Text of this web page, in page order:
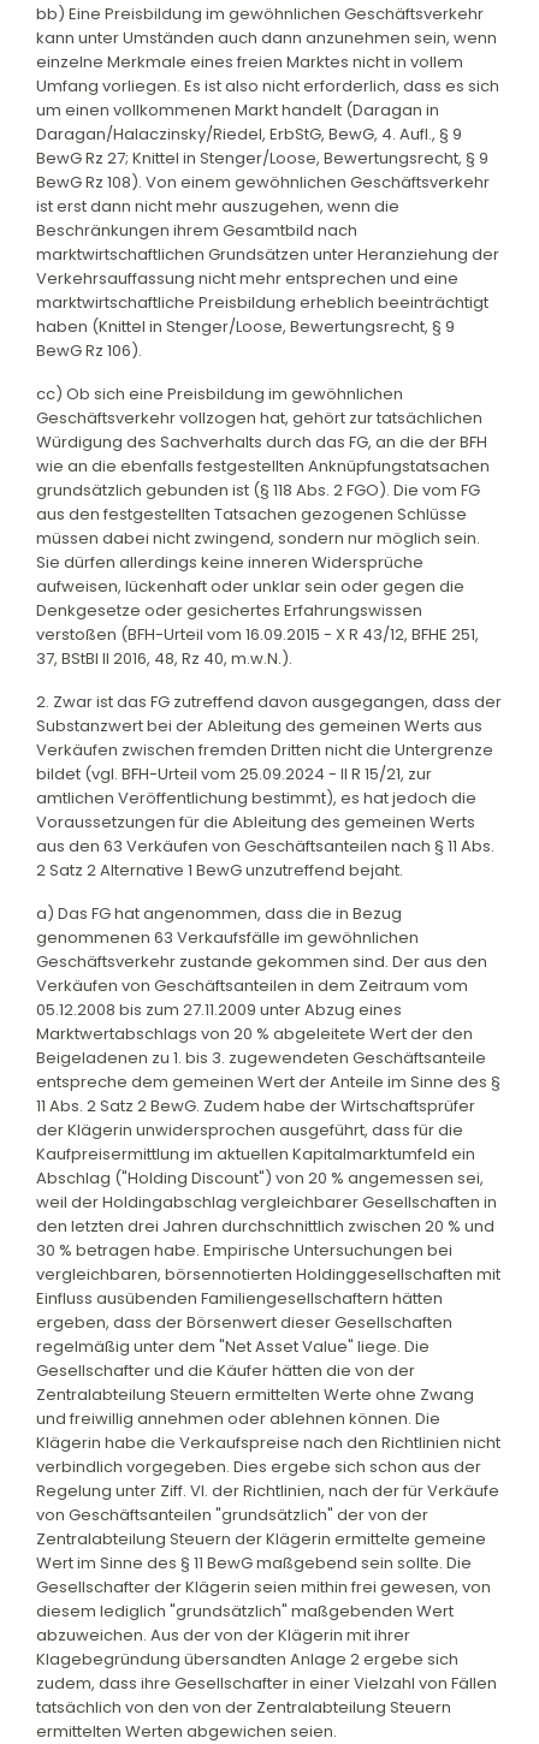
bb) Eine Preisbildung im gewöhnlichen Geschäftsverkehr
kann unter Umständen auch dann anzunehmen sein, wenn
einzelne Merkmale eines freien Marktes nicht in vollem
Umfang vorliegen. Es ist also nicht erforderlich, dass es sich
um einen vollkommenen Markt handelt (Daragan in
Daragan/Halaczinsky/Riedel, ErbStG, BewG, 4. Aufl., § 9
BewG Rz 27; Knittel in Stenger/Loose, Bewertungsrecht, § 9
BewG Rz 108). Von einem gewöhnlichen Geschäftsverkehr
ist erst dann nicht mehr auszugehen, wenn die
Beschränkungen ihrem Gesamtbild nach
marktwirtschaftlichen Grundsätzen unter Heranziehung der
Verkehrsauffassung nicht mehr entsprechen und eine
marktwirtschaftliche Preisbildung erheblich beeinträchtigt
haben (Knittel in Stenger/Loose, Bewertungsrecht, § 9
BewG Rz 106).
cc) Ob sich eine Preisbildung im gewöhnlichen
Geschäftsverkehr vollzogen hat, gehört zur tatsächlichen
Würdigung des Sachverhalts durch das FG, an die der BFH
wie an die ebenfalls festgestellten Anknüpfungstatsachen
grundsätzlich gebunden ist (§ 118 Abs. 2 FGO). Die vom FG
aus den festgestellten Tatsachen gezogenen Schlüsse
müssen dabei nicht zwingend, sondern nur möglich sein.
Sie dürfen allerdings keine inneren Widersprüche
aufweisen, lückenhaft oder unklar sein oder gegen die
Denkgesetze oder gesichertes Erfahrungswissen
verstoßen (BFH-Urteil vom 16.09.2015 - X R 43/12, BFHE 251,
37, BStBl II 2016, 48, Rz 40, m.w.N.).
2. Zwar ist das FG zutreffend davon ausgegangen, dass der
Substanzwert bei der Ableitung des gemeinen Werts aus
Verkäufen zwischen fremden Dritten nicht die Untergrenze
bildet (vgl. BFH-Urteil vom 25.09.2024 - II R 15/21, zur
amtlichen Veröffentlichung bestimmt), es hat jedoch die
Voraussetzungen für die Ableitung des gemeinen Werts
aus den 63 Verkäufen von Geschäftsanteilen nach § 11 Abs.
2 Satz 2 Alternative 1 BewG unzutreffend bejaht.
a) Das FG hat angenommen, dass die in Bezug
genommenen 63 Verkaufsfälle im gewöhnlichen
Geschäftsverkehr zustande gekommen sind. Der aus den
Verkäufen von Geschäftsanteilen in dem Zeitraum vom
05.12.2008 bis zum 27.11.2009 unter Abzug eines
Marktwertabschlags von 20 % abgeleitete Wert der den
Beigeladenen zu 1. bis 3. zugewendeten Geschäftsanteile
entspreche dem gemeinen Wert der Anteile im Sinne des §
11 Abs. 2 Satz 2 BewG. Zudem habe der Wirtschaftsprüfer
der Klägerin unwidersprochen ausgeführt, dass für die
Kaufpreisermittlung im aktuellen Kapitalmarktumfeld ein
Abschlag ("Holding Discount") von 20 % angemessen sei,
weil der Holdingabschlag vergleichbarer Gesellschaften in
den letzten drei Jahren durchschnittlich zwischen 20 % und
30 % betragen habe. Empirische Untersuchungen bei
vergleichbaren, börsennotierten Holdinggesellschaften mit
Einfluss ausübenden Familiengesellschaftern hätten
ergeben, dass der Börsenwert dieser Gesellschaften
regelmäßig unter dem "Net Asset Value" liege. Die
Gesellschafter und die Käufer hätten die von der
Zentralabteilung Steuern ermittelten Werte ohne Zwang
und freiwillig annehmen oder ablehnen können. Die
Klägerin habe die Verkaufspreise nach den Richtlinien nicht
verbindlich vorgegeben. Dies ergebe sich schon aus der
Regelung unter Ziff. VI. der Richtlinien, nach der für Verkäufe
von Geschäftsanteilen "grundsätzlich" der von der
Zentralabteilung Steuern der Klägerin ermittelte gemeine
Wert im Sinne des § 11 BewG maßgebend sein sollte. Die
Gesellschafter der Klägerin seien mithin frei gewesen, von
diesem lediglich "grundsätzlich" maßgebenden Wert
abzuweichen. Aus der von der Klägerin mit ihrer
Klagebegründung übersandten Anlage 2 ergebe sich
zudem, dass ihre Gesellschafter in einer Vielzahl von Fällen
tatsächlich von den von der Zentralabteilung Steuern
ermittelten Werten abgewichen seien.